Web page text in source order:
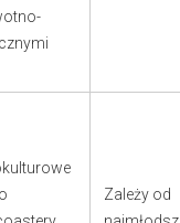
Zależy od